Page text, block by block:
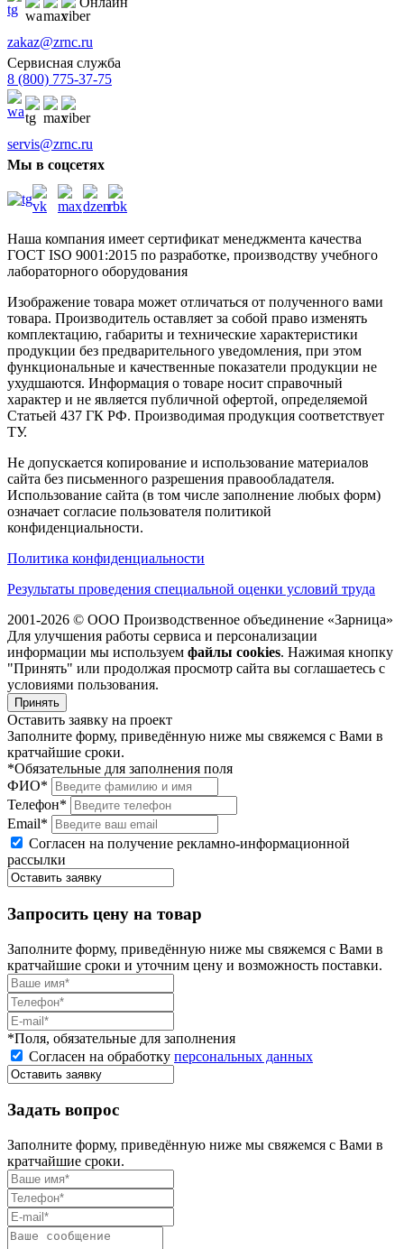
zakaz@zrnc.ru
Сервисная служба
8 (800) 775-37-75
servis@zrnc.ru
Мы в соцсетях
Наша компания имеет сертификат менеджмента качества
ГОСТ ISO 9001:2015 по разработке, производству учебного
лабораторного оборудования
Изображение товара может отличаться от полученного вами
товара. Производитель оставляет за собой право изменять
комплектацию, габариты и технические характеристики
продукции без предварительного уведомления, при этом
функциональные и качественные показатели продукции не
ухудшаются. Информация о товаре носит справочный
характер и не является публичной офертой, определяемой
Статьей 437 ГК РФ. Производимая продукция соответствует
ТУ.
Не допускается копирование и использование материалов
сайта без письменного разрешения правообладателя.
Использование сайта (в том числе заполнение любых форм)
означает согласие пользователя политикой
конфиденциальности.
Политика конфиденциальности
Результаты проведения специальной оценки условий труда
2001-2026 © ООО Производственное объединение «Зарница»
Для улучшения работы сервиса и персонализации
информации мы используем файлы cookies. Нажимая кнопку
"Принять" или продолжая просмотр сайта вы соглашаетесь с
условиями пользования.
Принять
Оставить заявку на проект
Заполните форму, приведённую ниже мы свяжемся с Вами в
кратчайшие сроки.
*Обязательные для заполнения поля
ФИО*
Телефон*
Email*
Согласен на получение рекламно-информационной
рассылки
Запросить цену на товар
Заполните форму, приведённую ниже мы свяжемся с Вами в
кратчайшие сроки и уточним цену и возможность поставки.
*Поля, обязательные для заполнения
Согласен на обработку персональных данных
Задать вопрос
Заполните форму, приведённую ниже мы свяжемся с Вами в
кратчайшие сроки.